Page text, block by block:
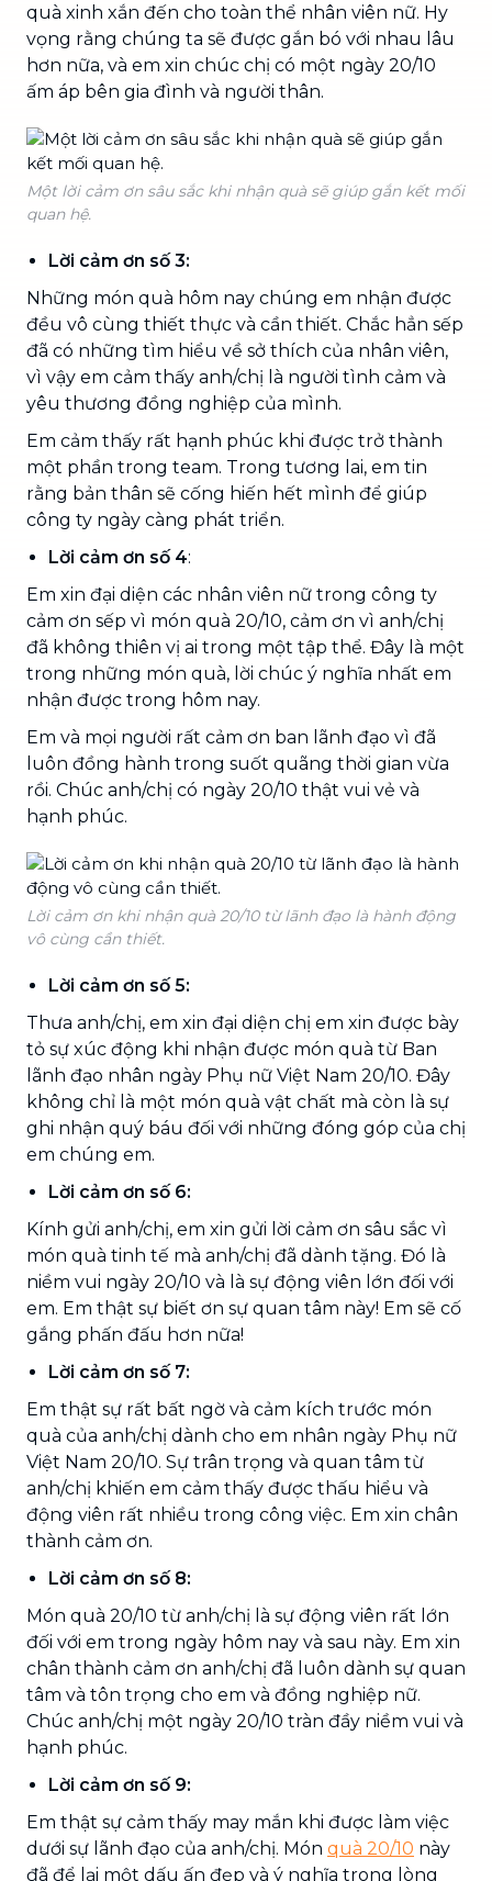
quà xinh xắn đến cho toàn thể nhân viên nữ. Hy
vọng rằng chúng ta sẽ được gắn bó với nhau lâu
hơn nữa, và em xin chúc chị có một ngày 20/10
ấm áp bên gia đình và người thân.
Một lời cảm ơn sâu sắc khi nhận quà sẽ giúp gắn kết mối
quan hệ.
Lời cảm ơn số 3:
Những món quà hôm nay chúng em nhận được
đều vô cùng thiết thực và cần thiết. Chắc hẳn sếp
đã có những tìm hiểu về sở thích của nhân viên,
vì vậy em cảm thấy anh/chị là người tình cảm và
yêu thương đồng nghiệp của mình.
Em cảm thấy rất hạnh phúc khi được trở thành
một phần trong team. Trong tương lai, em tin
rằng bản thân sẽ cống hiến hết mình để giúp
công ty ngày càng phát triển.
Lời cảm ơn số 4:
Em xin đại diện các nhân viên nữ trong công ty
cảm ơn sếp vì món quà 20/10, cảm ơn vì anh/chị
đã không thiên vị ai trong một tập thể. Đây là một
trong những món quà, lời chúc ý nghĩa nhất em
nhận được trong hôm nay.
Em và mọi người rất cảm ơn ban lãnh đạo vì đã
luôn đồng hành trong suốt quãng thời gian vừa
rồi. Chúc anh/chị có ngày 20/10 thật vui vẻ và
hạnh phúc.
Lời cảm ơn khi nhận quà 20/10 từ lãnh đạo là hành động
vô cùng cần thiết.
Lời cảm ơn số 5:
Thưa anh/chị, em xin đại diện chị em xin được bày
tỏ sự xúc động khi nhận được món quà từ Ban
lãnh đạo nhân ngày Phụ nữ Việt Nam 20/10. Đây
không chỉ là một món quà vật chất mà còn là sự
ghi nhận quý báu đối với những đóng góp của chị
em chúng em.
Lời cảm ơn số 6:
Kính gửi anh/chị, em xin gửi lời cảm ơn sâu sắc vì
món quà tinh tế mà anh/chị đã dành tặng. Đó là
niềm vui ngày 20/10 và là sự động viên lớn đối với
em. Em thật sự biết ơn sự quan tâm này! Em sẽ cố
gắng phấn đấu hơn nữa!
Lời cảm ơn số 7:
Em thật sự rất bất ngờ và cảm kích trước món
quà của anh/chị dành cho em nhân ngày Phụ nữ
Việt Nam 20/10. Sự trân trọng và quan tâm từ
anh/chị khiến em cảm thấy được thấu hiểu và
động viên rất nhiều trong công việc. Em xin chân
thành cảm ơn.
Lời cảm ơn số 8:
Món quà 20/10 từ anh/chị là sự động viên rất lớn
đối với em trong ngày hôm nay và sau này. Em xin
chân thành cảm ơn anh/chị đã luôn dành sự quan
tâm và tôn trọng cho em và đồng nghiệp nữ.
Chúc anh/chị một ngày 20/10 tràn đầy niềm vui và
hạnh phúc.
Lời cảm ơn số 9:
Em thật sự cảm thấy may mắn khi được làm việc
dưới sự lãnh đạo của anh/chị. Món quà 20/10 này
đã để lại một dấu ấn đẹp và ý nghĩa trong lòng